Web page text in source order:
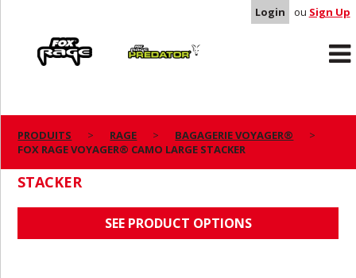
Login ou Sign Up
Predator
PRODUITS RAGE
BAGAGERIE VOYAGER®
FOX RAGE VOYAGER® CAMO LARGE STACKER
STACKER
SEE PRODUCT OPTIONS